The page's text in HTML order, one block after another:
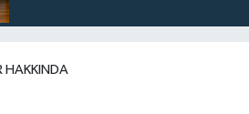
HAKKINDA